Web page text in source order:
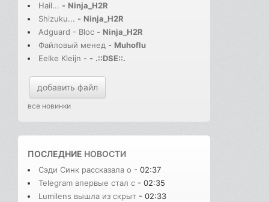
Hail... - Ninja_H2R
Shizuku... - Ninja_H2R
Adguard - Bloc - Ninja_H2R
Файловый менед - Muhoflu
Eelke Kleijn - - .::DSE::.
добавить файл
все новинки
ПОСЛЕДНИЕ НОВОСТИ
Сэди Синк рассказала о - 02:37
Telegram впервые стал с - 02:35
Lumilens вышла из скрыт - 02:33